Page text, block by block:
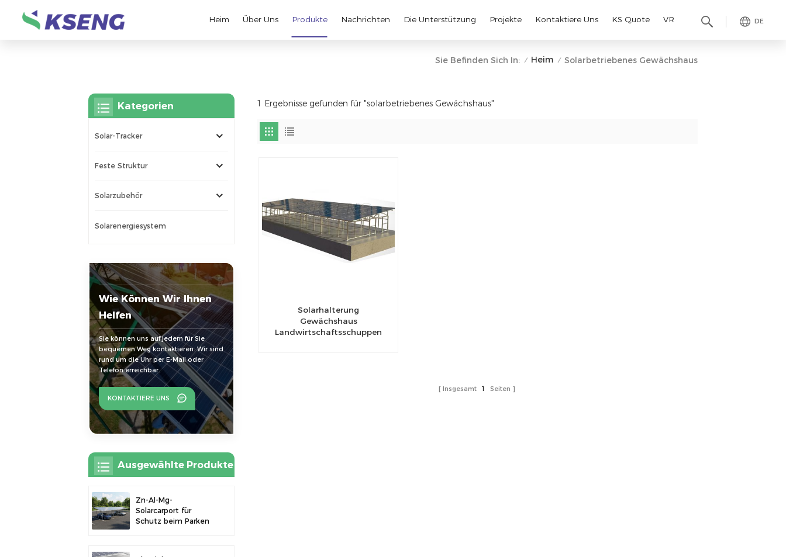
DE
Heim Über Uns Produkte Nachrichten Die Unterstützung Projekte Kontaktiere Uns KS Quote VR
Sie Befinden Sich In: / Heim / Solarbetriebenes Gewächshaus
1 Ergebnisse gefunden für "solarbetriebenes Gewächshaus"
Solarhalterung
Gewächshaus
Landwirtschaftsschuppen
Insgesamt 1 Seiten
Kategorien
Solar-Tracker
Feste Struktur
Solarzubehör
Solarenergiesystem
Wie Können Wir Ihnen
Helfen
Sie können uns auf jedem für Sie
bequemen Weg kontaktieren. Wir sind
rund um die Uhr per E-Mail oder
Telefon erreichbar.
KONTAKTIERE UNS
Ausgewählte Produkte
Zn-Al-Mg-
Solarcarport für
Schutz beim Parken